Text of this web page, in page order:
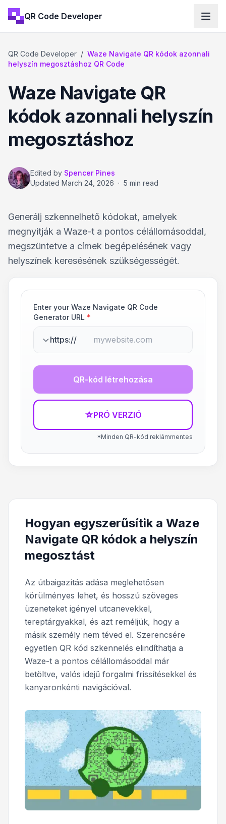
QR Code Developer
QR Code Developer / Waze Navigate QR kódok azonnali
helyszín megosztáshoz QR Code
Waze Navigate QR
kódok azonnali helyszín
megosztáshoz
Edited by Spencer Pines
Updated March 24, 2026 · 5 min read
Generálj szkennelhető kódokat, amelyek
megnyitják a Waze-t a pontos célállomásoddal,
megszüntetve a címek begépelésének vagy
helyszínek keresésének szükségességét.
Enter your Waze Navigate QR Code
Generator URL *
https://
QR-kód létrehozása
☆PRÓ VERZIÓ
*Minden QR-kód reklámmentes
Hogyan egyszerűsítik a Waze
Navigate QR kódok a helyszín
megosztást
Az útbaigazítás adása meglehetősen
körülményes lehet, és hosszú szöveges
üzeneteket igényel utcanevekkel,
tereptárgyakkal, és azt reméljük, hogy a
másik személy nem téved el. Szerencsére
egyetlen QR kód szkennelés elindíthatja a
Waze-t a pontos célállomásoddal már
betöltve, valós idejű forgalmi frissítésekkel és
kanyaronkénti navigációval.